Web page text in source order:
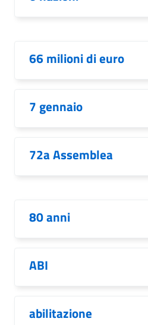
66 milioni di euro
7 gennaio
72a Assemblea
80 anni
ABI
abilitazione